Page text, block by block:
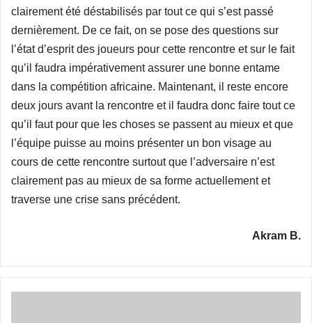
clairement été déstabilisés par tout ce qui s’est passé
dernièrement. De ce fait, on se pose des questions sur
l’état d’esprit des joueurs pour cette rencontre et sur le fait
qu’il faudra impérativement assurer une bonne entame
dans la compétition africaine. Maintenant, il reste encore
deux jours avant la rencontre et il faudra donc faire tout ce
qu’il faut pour que les choses se passent au mieux et que
l’équipe puisse au moins présenter un bon visage au
cours de cette rencontre surtout que l’adversaire n’est
clairement pas au mieux de sa forme actuellement et
traverse une crise sans précédent.
Akram B.